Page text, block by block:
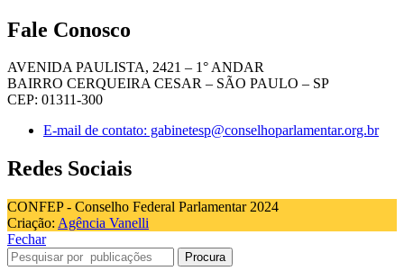
Fale Conosco
AVENIDA PAULISTA, 2421 – 1° ANDAR
BAIRRO CERQUEIRA CESAR – SÃO PAULO – SP
CEP: 01311-300
E-mail de contato: gabinetesp@conselhoparlamentar.org.br
Redes Sociais
CONFEP - Conselho Federal Parlamentar 2024
Criação: Agência Vanelli
Fechar
Procura